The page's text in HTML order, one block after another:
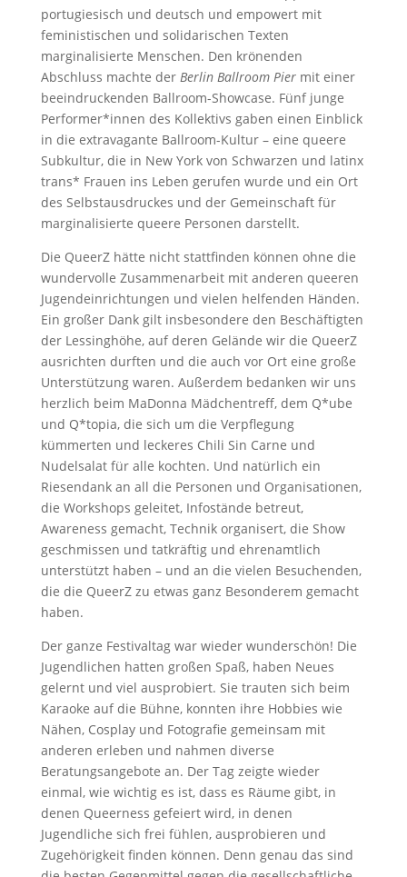
portugiesisch und deutsch und empowert mit
feministischen und solidarischen Texten
marginalisierte Menschen. Den krönenden
Abschluss machte der Berlin Ballroom Piermit einer
beeindruckenden Ballroom-Showcase. Fünf junge
Performer*innen des Kollektivs gaben einen Einblick
in die extravagante Ballroom-Kultur – eine queere
Subkultur, die in New York von Schwarzen und latinx
trans* Frauen ins Leben gerufen wurde und ein Ort
des Selbstausdruckes und der Gemeinschaft für
marginalisierte queere Personen darstellt.
Die QueerZ hätte nicht stattfinden können ohne die
wundervolle Zusammenarbeit mit anderen queeren
Jugendeinrichtungen und vielen helfenden Händen.
Ein großer Dank gilt insbesondere den Beschäftigten
der Lessinghöhe, auf deren Gelände wir die QueerZ
ausrichten durften und die auch vor Ort eine große
Unterstützung waren. Außerdem bedanken wir uns
herzlich beim MaDonna Mädchentreff, dem Q*ube
und Q*topia, die sich um die Verpflegung
kümmerten und leckeres Chili Sin Carne und
Nudelsalat für alle kochten. Und natürlich ein
Riesendank an all die Personen und Organisationen,
die Workshops geleitet, Infostände betreut,
Awareness gemacht, Technik organisert, die Show
geschmissen und tatkräftig und ehrenamtlich
unterstützt haben – und an die vielen Besuchenden,
die die QueerZ zu etwas ganz Besonderem gemacht
haben.
Der ganze Festivaltag war wieder wunderschön! Die
Jugendlichen hatten großen Spaß, haben Neues
gelernt und viel ausprobiert. Sie trauten sich beim
Karaoke auf die Bühne, konnten ihre Hobbies wie
Nähen, Cosplay und Fotografie gemeinsam mit
anderen erleben und nahmen diverse
Beratungsangebote an. Der Tag zeigte wieder
einmal, wie wichtig es ist, dass es Räume gibt, in
denen Queerness gefeiert wird, in denen
Jugendliche sich frei fühlen, ausprobieren und
Zugehörigkeit finden können. Denn genau das sind